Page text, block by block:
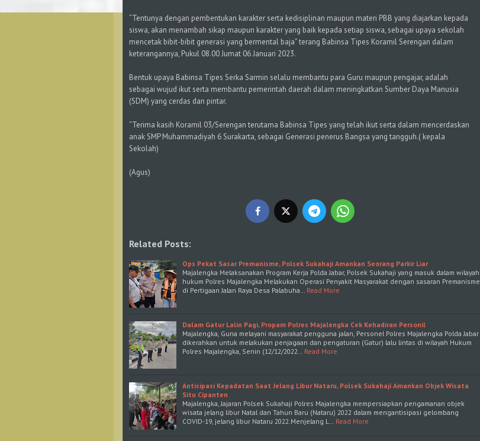
“Tentunya dengan pembentukan karakter serta kedisiplinan maupun materi PBB yang diajarkan kepada
siswa, akan menambah sikap maupun karakter yang baik kepada setiap siswa, sebagai upaya sekolah
mencetak bibit-bibit generasi yang bermental baja” terang Babinsa Tipes Koramil Serengan dalam
keterangannya, Pukul 08.00 Jumat 06 Januari 2023.
Bentuk upaya Babinsa Tipes Serka Sarmin selalu membantu para Guru maupun pengajar, adalah
sebagai wujud ikut serta membantu pemerintah daerah dalam meningkatkan Sumber Daya Manusia
(SDM) yang cerdas dan pintar.
“Terima kasih Koramil 03/Serengan terutama Babinsa Tipes yang telah ikut serta dalam mencerdaskan
anak SMP Muhammadiyah 6 Surakarta, sebagai Generasi penerus Bangsa yang tangguh.( kepala
Sekolah)
(Agus)
Related Posts:
Ops Pekat Sasar Premanisme, Polsek Sukahaji Amankan Seorang Parkir Liar
Majalengka Melaksanakan Program Kerja Polda Jabar, Polsek Sukahaji yang masuk dalam wilayah
hukum Polres Majalengka Melakukan Operasi Penyakit Masyarakat dengan sasaran Premanisme
di Pertigaan Jalan Raya Desa Palabuha… Read More
Dalam Gatur Lalin Pagi, Propam Polres Majalengka Cek Kehadiran Personil
Majalengka, Guna melayani masyarakat pengguna jalan, Personel Polres Majalengka Polda Jabar
dikerahkan untuk melakukan penjagaan dan pengaturan (Gatur) lalu lintas di wilayah Hukum
Polres Majalengka, Senin (12/12/2022… Read More
Antisipasi Kepadatan Saat Jelang Libur Nataru, Polsek Sukahaji Amankan Objek Wisata
Situ Cipanten
Majalengka, Jajaran Polsek Sukahaji Polres Majalengka mempersiapkan pengamanan objek
wisata jelang libur Natal dan Tahun Baru (Nataru) 2022 dalam mengantisipasi gelombang
COVID-19, jelang libur Nataru 2022.Menjelang L… Read More